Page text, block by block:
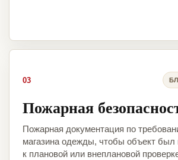
03
Пожарная
Пожарная документация по
магазина одежды, чтобы объект был
к плановой или внеплановой